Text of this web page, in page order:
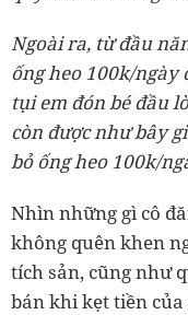
Ngoài ra, từ đầu
ống heo 100k/ngày
tụi em đón bé đầu
còn được như bây
bỏ ống heo 100k/
Nhìn những gì cô
không quên khen
tích sản, cũng như
bán khi kẹt tiền của